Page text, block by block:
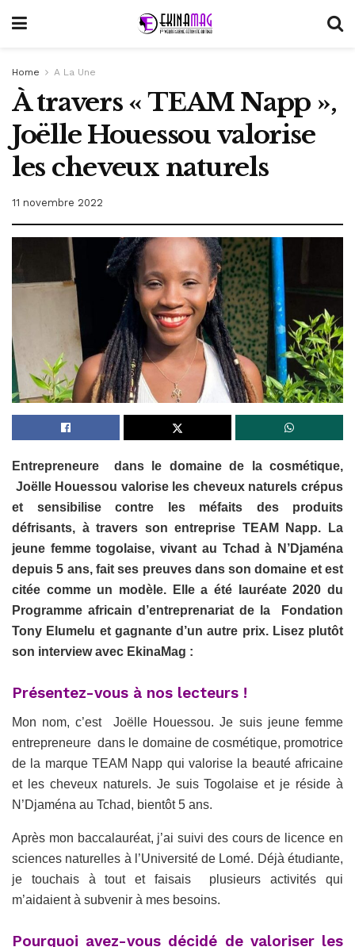
Home A La Une
À travers « TEAM Napp »,
Joëlle Houessou valorise
les cheveux naturels
11 novembre 2022
Entrepreneure dans le domaine de la cosmétique,
Joëlle Houessou valorise les cheveux naturels crépus
et sensibilise contre les méfaits des produits
défrisants, à travers son entreprise TEAM Napp. La
jeune femme togolaise, vivant au Tchad à N’Djaména
depuis 5 ans, fait ses preuves dans son domaine et est
citée comme un modèle. Elle a été lauréate 2020 du
Programme africain d’entreprenariat de la Fondation
Tony Elumelu et gagnante d’un autre prix. Lisez plutôt
son interview avec EkinaMag :
Présentez-vous à nos lecteurs !
Mon nom, c’est Joëlle Houessou. Je suis jeune femme
entrepreneure dans le domaine de cosmétique, promotrice
de la marque TEAM Napp qui valorise la beauté africaine
et les cheveux naturels. Je suis Togolaise et je réside à
N’Djaména au Tchad, bientôt 5 ans.
Après mon baccalauréat, j’ai suivi des cours de licence en
sciences naturelles à l’Université de Lomé. Déjà étudiante,
je touchais à tout et faisais plusieurs activités qui
m’aidaient à subvenir à mes besoins.
Pourquoi avez-vous décidé de valoriser les